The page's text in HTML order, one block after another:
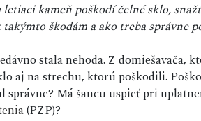
kameň poškodí čelné sklo,
škodám a ako treba správne
stala nehoda. Z domiešavača,
aj na strechu, ktorú poškodili.
správne? Má šancu uspieť pri
(PZP)?